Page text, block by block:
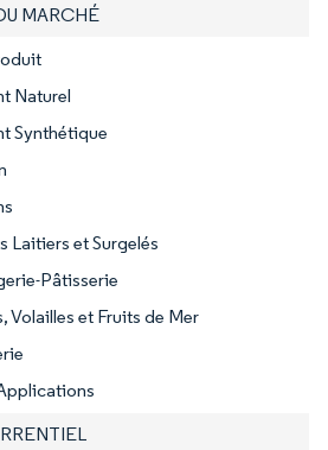
MARCHÉ
Naturel
Synthétique
Laitiers et Surgelés
Pâtisserie
Volailles et Fruits de Mer